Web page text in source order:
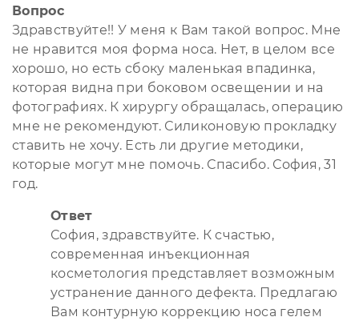
Вопрос
Здравствуйте!! У меня к Вам такой вопрос. Мне
не нравится моя форма носа. Нет, в целом все
хорошо, но есть сбоку маленькая впадинка,
которая видна при боковом освещении и на
фотографиях. К хирургу обращалась, операцию
мне не рекомендуют. Силиконовую прокладку
ставить не хочу. Есть ли другие методики,
которые могут мне помочь. Спасибо. София, 31
год.
Ответ
София, здравствуйте. К счастью,
современная инъекционная
косметология представляет возможным
устранение данного дефекта. Предлагаю
Вам контурную коррекцию носа гелем